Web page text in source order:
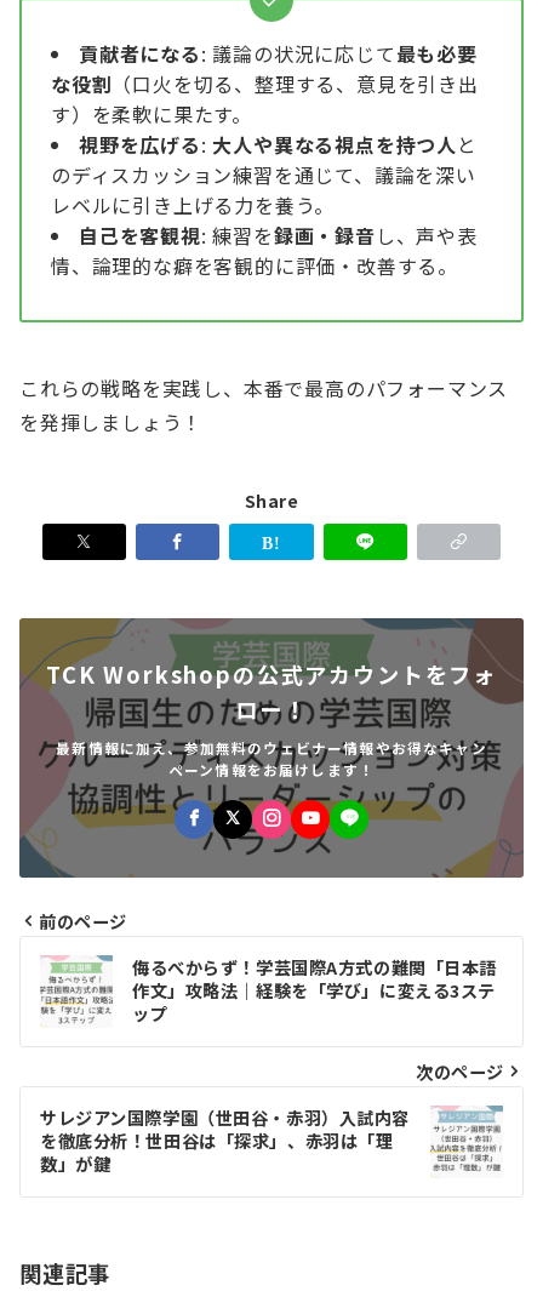
貢献者になる: 議論の状況に応じて最も必要
な役割 （口火を切る、整理する、意見を引き出
す）を柔軟に果たす。
視野を広げる: 大人や異なる視点を持つ人 と
のディスカッション練習を通じて、議論を深い
レベルに引き上げる力を養う。
自己を客観視: 練習を録画・録音し、声や表
情、論理的な癖を客観的に評価・改善する。
これらの戦略を実践し、本番で最高のパフォーマンス
を発揮しましょう！
Share
TCK Workshopの公式アカウントをフォ
ロー！
最新情報に加え、参加無料のウェビナー情報やお得なキャン
ペーン情報をお届けします！
投
稿
ナ
ビ
ゲ
ー
シ
前のページ
侮るべからず！学芸国際A方式の難関「日本語
作文」攻略法｜経験を「学び」に変える3ステ
ップ
次のページ
サレジアン国際学園（世田谷・赤羽）入試内容
を徹底分析！世田谷は「探求」、赤羽は「理
数」が鍵
関連記事